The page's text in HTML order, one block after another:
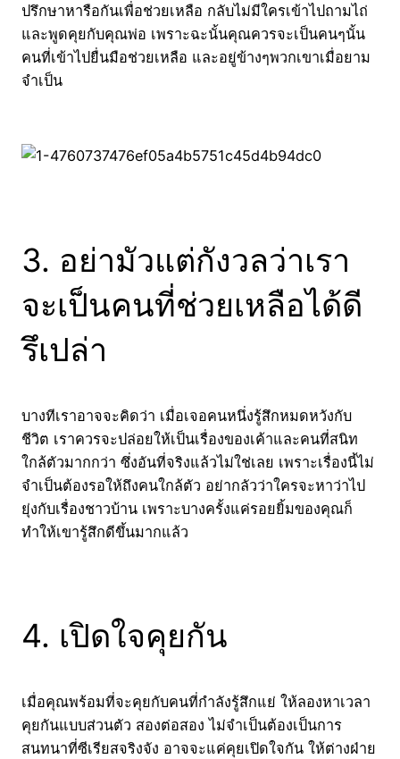
ปรึกษาหารือกันเพื่อช่วยเหลือ กลับไม่มีใครเข้าไปถามไถ่
และพูดคุยกับคุณพ่อ เพราะฉะนั้นคุณควรจะเป็นคนๆนั้น
คนที่เข้าไปยื่นมือช่วยเหลือ และอยู่ข้างๆพวกเขาเมื่อยาม
จำเป็น
3. อย่ามัวแต่กังวลว่าเรา
จะเป็นคนที่ช่วยเหลือได้ดี
รึเปล่า
บางทีเราอาจจะคิดว่า เมื่อเจอคนหนึ่งรู้สึกหมดหวังกับ
ชีวิต เราควรจะปล่อยให้เป็นเรื่องของเค้าและคนที่สนิท
ใกล้ตัวมากกว่า ซึ่งอันที่จริงแล้วไม่ใช่เลย เพราะเรื่องนี้ไม่
จำเป็นต้องรอให้ถึงคนใกล้ตัว อย่ากลัวว่าใครจะหาว่าไป
ยุ่งกับเรื่องชาวบ้าน เพราะบางครั้งแค่รอยยิ้มของคุณก็
ทำให้เขารู้สึกดีขึ้นมากแล้ว
4. เปิดใจคุยกัน
เมื่อคุณพร้อมที่จะคุยกับคนที่กำลังรู้สึกแย่ ให้ลองหาเวลา
คุยกันแบบส่วนตัว สองต่อสอง ไม่จำเป็นต้องเป็นการ
สนทนาที่ซีเรียสจริงจัง อาจจะแค่คุยเปิดใจกัน ให้ต่างฝ่าย